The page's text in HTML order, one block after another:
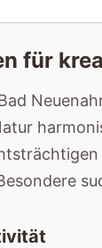
für